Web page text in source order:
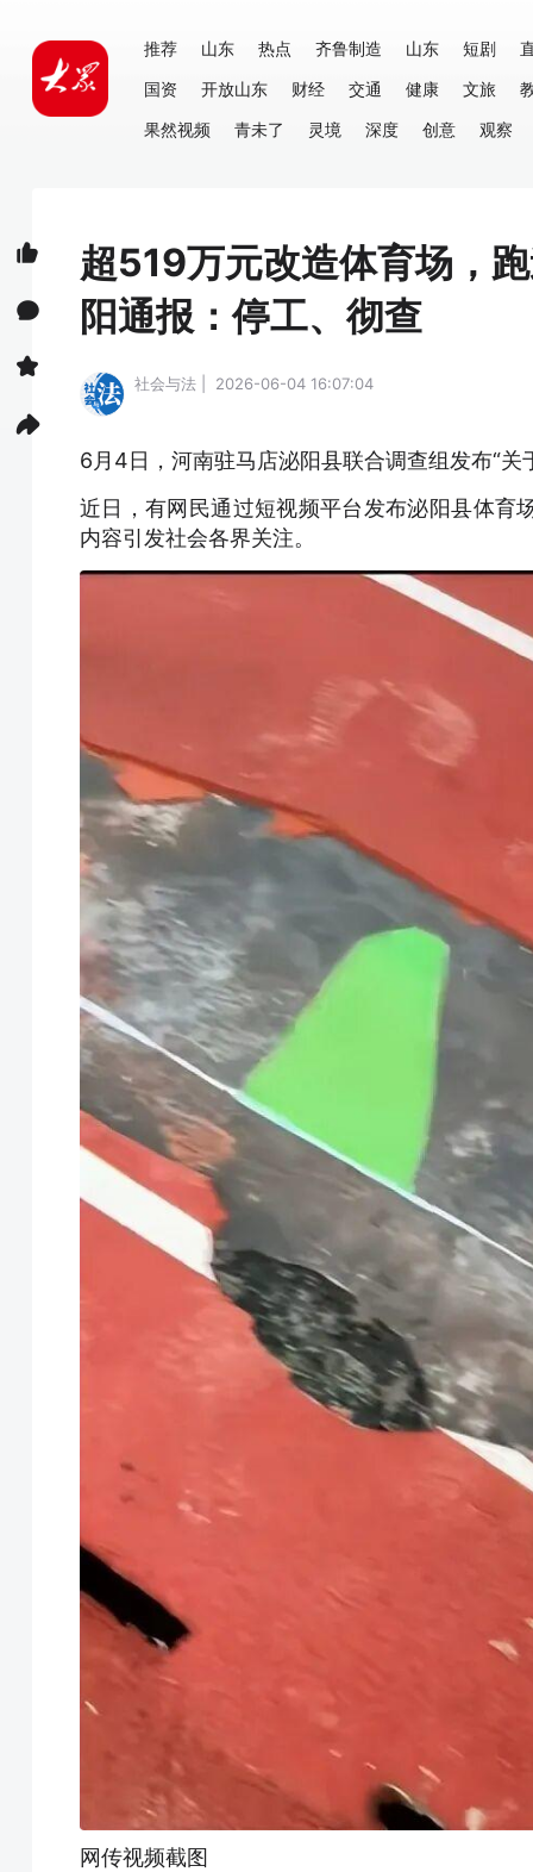
推荐 山东 热点 齐鲁制造 山东 短剧
国资
开放山东 财经 交通 健康 文旅
果然视频
青未了 灵境 深度 创意 观察
超519万元改造体育场，
阳通报：停工、彻查
社会与法 | 2026-06-04 16:07:04
6月4日，河南驻马店泌阳县联合调查组发布“
近日，有网民通过短视频平台发布泌阳县体育
内容引发社会各界关注。
网传视频截图